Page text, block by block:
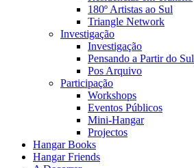
180º Artistas ao Sul
Triangle Network
Investigação
Investigação
Pensando a Partir do Sul
Pos Arquivo
Participação
Workshops
Eventos Públicos
Mini-Hangar
Projectos
Hangar Books
Hangar Friends